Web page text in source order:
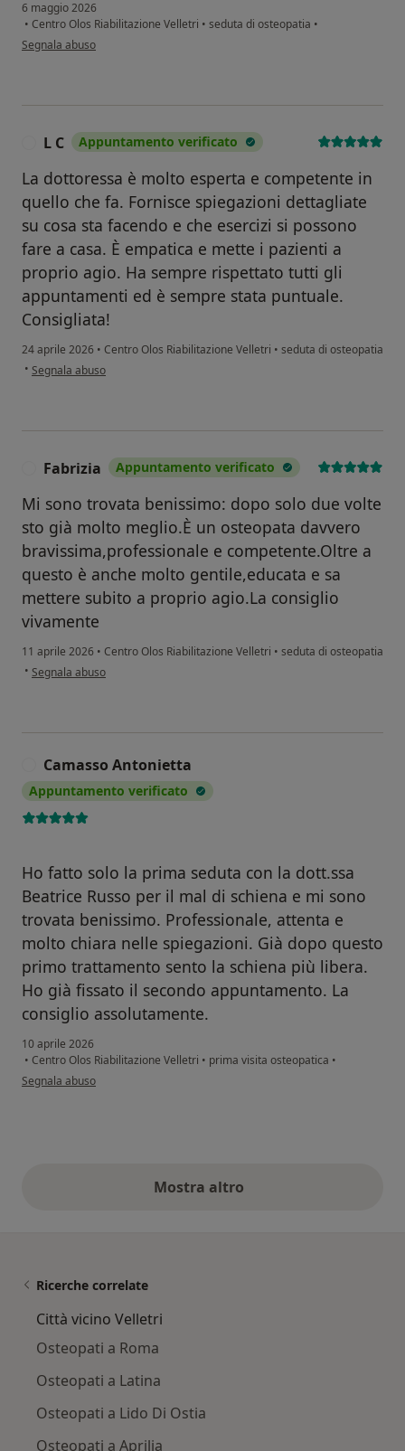
6 maggio 2026
• Centro Olos Riabilitazione Velletri • seduta di osteopatia •
secondo l'opinione dell'utente R.C
Segnala abuso
L C Appuntamento verificato
La dottoressa è molto esperta e competente in
quello che fa. Fornisce spiegazioni dettagliate
su cosa sta facendo e che esercizi si possono
fare a casa. È empatica e mette i pazienti a
proprio agio. Ha sempre rispettato tutti gli
appuntamenti ed è sempre stata puntuale.
Consigliata!
24 aprile 2026 • Centro Olos Riabilitazione Velletri • seduta di osteopatia
• secondo l'opinione dell'utente L C
Segnala abuso
Fabrizia Appuntamento verificato
Mi sono trovata benissimo: dopo solo due volte
sto già molto meglio.È un osteopata davvero
bravissima,professionale e competente.Oltre a
questo è anche molto gentile,educata e sa
mettere subito a proprio agio.La consiglio
vivamente
11 aprile 2026 • Centro Olos Riabilitazione Velletri • seduta di osteopatia
• secondo l'opinione dell'utente Fabrizia
Segnala abuso
Camasso Antonietta
Appuntamento verificato
Ho fatto solo la prima seduta con la dott.ssa
Beatrice Russo per il mal di schiena e mi sono
trovata benissimo. Professionale, attenta e
molto chiara nelle spiegazioni. Già dopo questo
primo trattamento sento la schiena più libera.
Ho già fissato il secondo appuntamento. La
consiglio assolutamente.
10 aprile 2026
• Centro Olos Riabilitazione Velletri • prima visita osteopatica •
secondo l'opinione dell'utente Camasso Antonietta
Segnala abuso
Mostra altroopinioni di cui sopra
Ricerche correlate
Città vicino Velletri
Osteopati a Roma
Osteopati a Latina
Osteopati a Lido Di Ostia
Osteopati a Aprilia